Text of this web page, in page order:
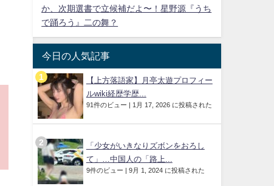
か、次期選書で立候補だよ〜！星野源『うち
で踊ろう』二の舞？
今日の人気記事
【上方落語家】月亭太遊プロフィー
ルwiki経歴学歴...
91件のビュー | 1月 17, 2026 に投稿された
「少女がいきなりズボンをおろし
て」…中国人の「路上...
9件のビュー | 9月 1, 2024 に投稿された